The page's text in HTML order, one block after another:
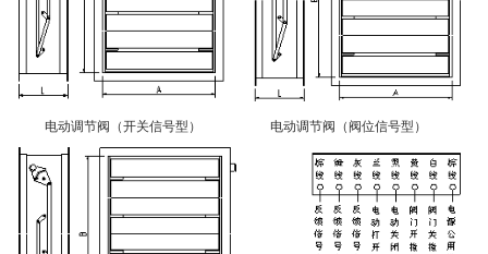
电动调节阀（开关信号型） 电动调节阀（阀位信号型）